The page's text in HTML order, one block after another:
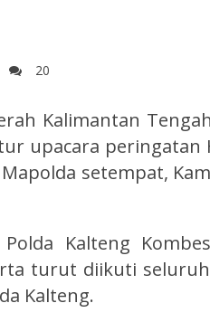
20
Kalimantan
upacara peringatan
setempat,
Kalteng
turut diikuti
Kalteng.